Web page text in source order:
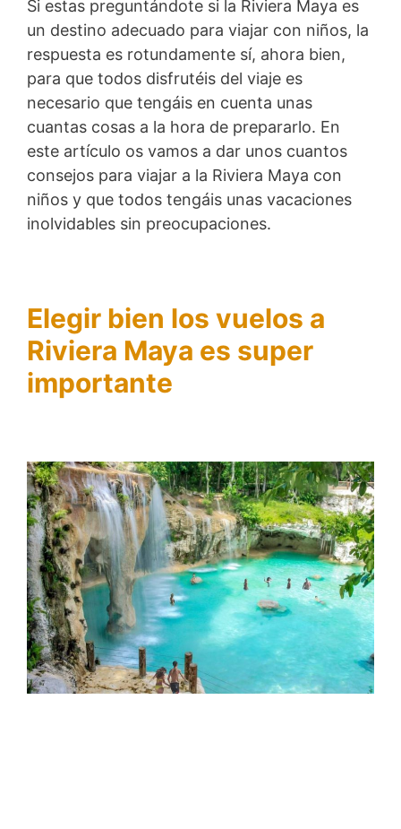
Si estas preguntándote si la Riviera Maya es
un destino adecuado para viajar con niños, la
respuesta es rotundamente sí, ahora bien,
para que todos disfrutéis del viaje es
necesario que tengáis en cuenta unas
cuantas cosas a la hora de prepararlo. En
este artículo os vamos a dar unos cuantos
consejos para viajar a la Riviera Maya con
niños y que todos tengáis unas vacaciones
inolvidables sin preocupaciones.
Elegir bien los vuelos a
Riviera Maya es super
importante